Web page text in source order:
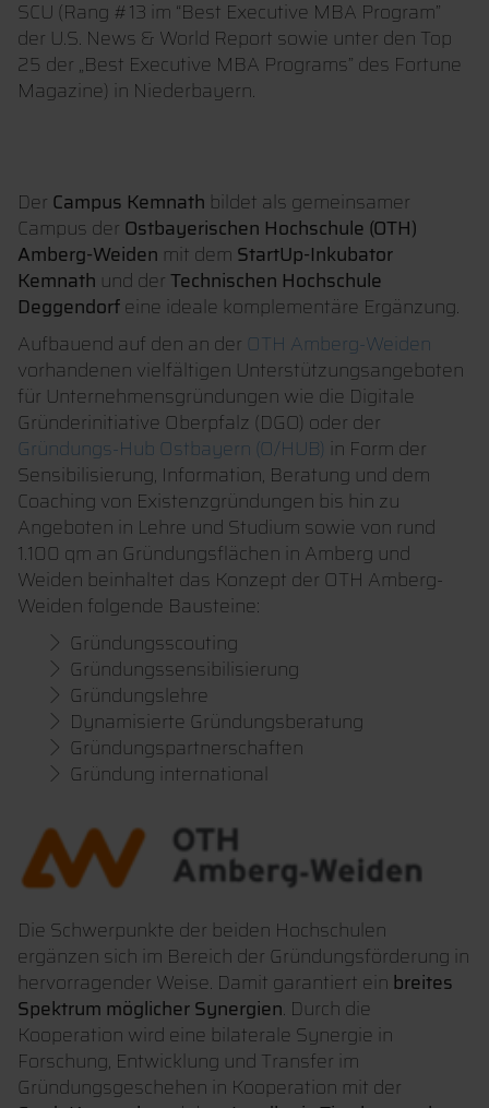
SCU (Rang #13 im “Best Executive MBA Program”
der U.S. News & World Report sowie unter den Top
25 der „Best Executive MBA Programs” des Fortune
Magazine) in Niederbayern.
Der Campus Kemnath bildet als gemeinsamer
Campus der Ostbayerischen Hochschule (OTH)
Amberg-Weiden mit dem StartUp-Inkubator
Kemnath und derTechnischen Hochschule
Deggendorfeine ideale komplementäre Ergänzung.
Aufbauend auf den an der OTH Amberg-Weiden
vorhandenen vielfältigen Unterstützungsangeboten
für Unternehmensgründungen wie die Digitale
Gründerinitiative Oberpfalz (DGO) oder der
Gründungs-Hub Ostbayern (O/HUB) in Form der
Sensibilisierung, Information, Beratung und dem
Coaching von Existenzgründungen bis hin zu
Angeboten in Lehre und Studium sowie von rund
1.100 qm an Gründungsflächen in Amberg und
Weiden beinhaltet das Konzept der OTH Amberg-
Weiden folgende Bausteine:
Gründungsscouting
Gründungssensibilisierung
Gründungslehre
Dynamisierte Gründungsberatung
Gründungspartnerschaften
Gründung international
Die Schwerpunkte der beiden Hochschulen
ergänzen sich im Bereich der Gründungsförderung in
hervorragender Weise. Damit garantiert ein breites
Spektrum möglicher Synergien. Durch die
Kooperation wird eine bilaterale Synergie in
Forschung, Entwicklung und Transfer im
Gründungsgeschehen in Kooperation mit der